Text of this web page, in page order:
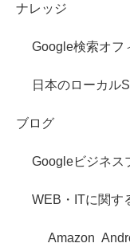
ナレッジ
Google検索オフ
日本のローカル
ブログ
Googleビジネス
WEB・ITに関す
Amazon